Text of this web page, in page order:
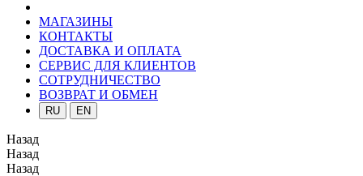
МАГАЗИНЫ
КОНТАКТЫ
ДОСТАВКА И ОПЛАТА
СЕРВИС ДЛЯ КЛИЕНТОВ
СОТРУДНИЧЕСТВО
ВОЗВРАТ И ОБМЕН
RU EN
Назад
Назад
Назад